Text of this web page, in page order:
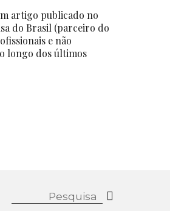
artigo publicado no
do Brasil (parceiro do
e não
longo dos últimos